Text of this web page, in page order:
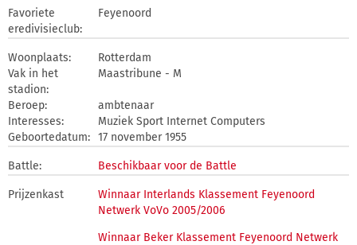
Favoriete
eredivisieclub:
Feyenoord
Woonplaats:
Rotterdam
Vak in het
stadion:
Maastribune - M
Beroep:
ambtenaar
Interesses:
Muziek Sport Internet Computers
Geboortedatum: 17 november 1955
Battle: Beschikbaar voor de Battle
Prijzenkast
Winnaar Interlands Klassement Feyenoord
Netwerk VoVo 2005/2006
Winnaar Beker Klassement Feyenoord Netwerk